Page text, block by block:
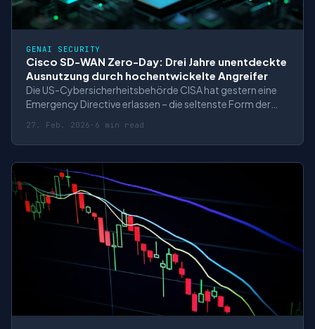
GENAI SECURITY
Cisco SD-WAN Zero-Day: Drei Jahre unentdeckte
Ausnutzung durch hochentwickelte Angreifer
Die US-Cybersicherheitsbehörde CISA hat gestern eine
Emergency Directive erlassen – die seltenste Form der
Schwachstelle in Ciscos SD-WAN-Produkten, die seit
mindestens 2023 aktiv ausgenutzt wird. Die
Schwachstelle erhielt den maximal möglichen CVSS-Sco
27. Feb. 2026 · 6 min read